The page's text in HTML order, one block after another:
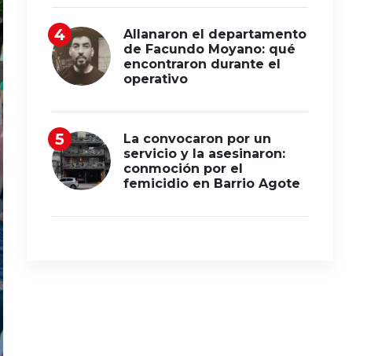
Allanaron el departamento
de Facundo Moyano: qué
encontraron durante el
operativo
La convocaron por un
servicio y la asesinaron:
conmoción por el
femicidio en Barrio Agote